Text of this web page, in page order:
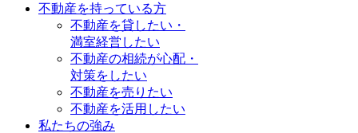
不動産を持っている方
不動産を貸したい・
満室経営したい
不動産の相続が心配・
対策をしたい
不動産を売りたい
不動産を活用したい
私たちの強み